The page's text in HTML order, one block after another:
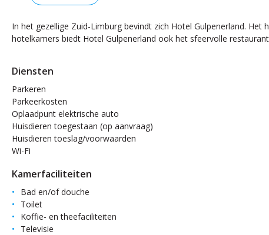
In het gezellige Zuid-Limburg bevindt zich Hotel Gulpenerland.
hotelkamers biedt Hotel Gulpenerland ook het sfeervolle
Diensten
Parkeren
Parkeerkosten
Oplaadpunt elektrische auto
Huisdieren toegestaan (op aanvraag)
Huisdieren toeslag/voorwaarden
Wi-Fi
Kamerfaciliteiten
Bad en/of douche
Toilet
Koffie- en theefaciliteiten
Televisie